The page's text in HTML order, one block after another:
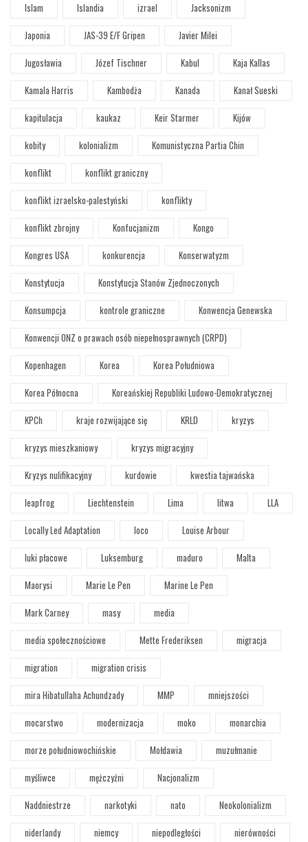
Islam
Islandia izrael
Jacksonizm
Japonia
JAS-39 E/F Gripen
Javier Milei
Jugosławia
Józef Tischner Kabul
Kaja Kallas
Kamala Harris
Kambodża Kanada
Kanał Sueski
kapitulacja
kaukaz Keir Starmer
Kijów
kobity
kolonializm
Komunistyczna Partia Chin
konflikt
konflikt graniczny
konflikt izraelsko-palestyński
konflikty
konflikt zbrojny
Konfucjanizm
Kongo
Kongres USA
konkurencja
Konserwatyzm
Konstytucja
Konstytucja Stanów Zjednoczonych
Konsumpcja
kontrole graniczne
Konwencja Genewska
Konwencji ONZ o prawach osób niepełnosprawnych (CRPD)
Kopenhagen
Korea
Korea Południowa
Korea Północna
Koreańskiej Republiki Ludowo-Demokratycznej
KPCh
kraje rozwijające się KRLD
kryzys
kryzys mieszkaniowy
kryzys migracyjny
Kryzys nulifikacyjny
kurdowie
kwestia tajwańska
leapfrog
Liechtenstein Lima litwa
LLA
Locally Led Adaptation
loco
Louise Arbour
luki płacowe
Luksemburg maduro
Malta
Maorysi
Marie Le Pen
Marine Le Pen
Mark Carney
masy
media
media społecznościowe
Mette Frederiksen
migracja
migration
migration crisis
mira Hibatullaha Achundzady
MMP
mniejszości
mocarstwo
modernizacja moko
monarchia
morze południowochińskie
Mołdawia
muzułmanie
myśliwce
mężczyźni
Nacjonalizm
Naddniestrze
narkotyki nato
Neokolonializm
niderlandy
niemcy niepodległości
nierówności